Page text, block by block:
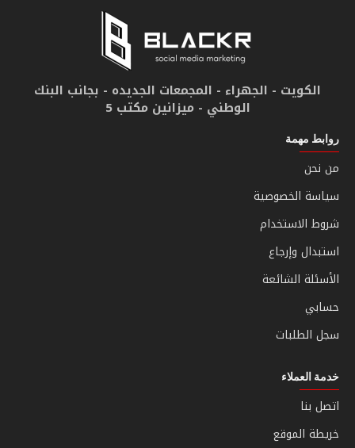
الكويت - الجهراء - المجمعات الجديده - بجانب البنك
الوطني - ميزانين مكتب 5
روابط مهمة
من نحن
سياسة الخصوصية
شروط الاستخدام
استبدال وإرجاع
الأسئلة الشائعة
حسابي
سجل الطلبات
خدمة العملاء
اتصل بنا
خريطة الموقع